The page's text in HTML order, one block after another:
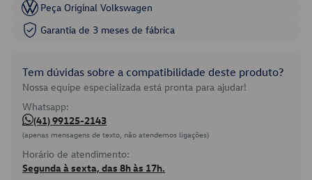
Peça Original Volkswagen
Garantia de 3 meses de fábrica
Tem dúvidas sobre a compatibilidade deste produto?
Nossa equipe especializada está pronta para ajudar!
Whatsapp:
(41) 99125-2143
(apenas mensagens de texto, não atendemos ligações)
Horário de atendimento:
Segunda à sexta, das 8h às 17h.